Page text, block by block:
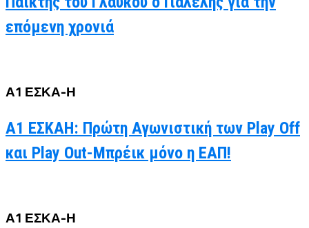
επόμενη χρονιά
Α1 ΕΣΚΑ-Η
Α1 ΕΣΚΑΗ: Πρώτη Αγωνιστική των Play Off
και Play Out-Μπρέικ μόνο η ΕΑΠ!
Α1 ΕΣΚΑ-Η